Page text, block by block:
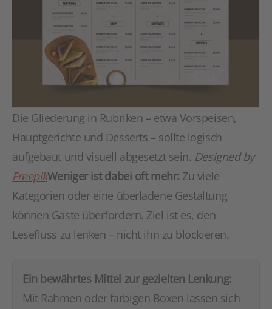
Die Gliederung in Rubriken – etwa Vorspeisen,
Hauptgerichte und Desserts – sollte logisch
aufgebaut und visuell abgesetzt sein. Designed by
FreepikWeniger ist dabei oft mehr: Zu viele
Kategorien oder eine überladene Gestaltung
können Gäste überfordern. Ziel ist es, den
Lesefluss zu lenken – nicht ihn zu blockieren.
Ein bewährtes Mittel zur gezielten Lenkung:
Mit Rahmen oder farbigen Boxen lassen sich